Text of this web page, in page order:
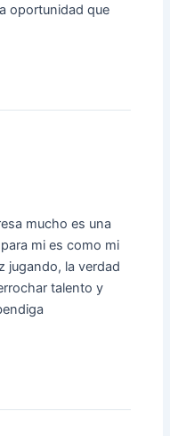
oportunidad que
mucho es una
mi es como mi
jugando, la verdad
talento y